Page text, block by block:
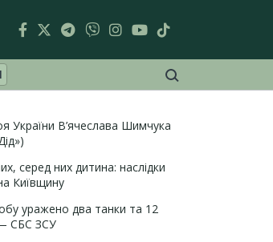
України В’ячеслава Шимчука
серед них дитина: наслідки
Київщину
уражено два танки та 12
СБС ЗСУ